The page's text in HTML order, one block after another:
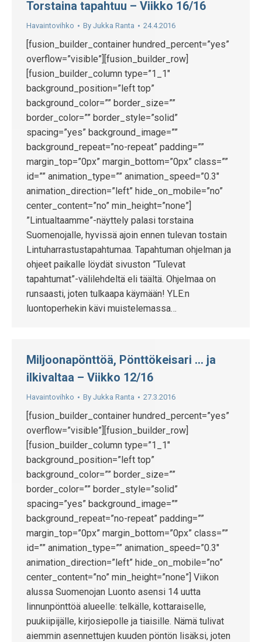
Torstaina tapahtuu – Viikko 16/16
Havaintovihko By Jukka Ranta 24.4.2016
[fusion_builder_container hundred_percent=”yes”
overflow=”visible”][fusion_builder_row]
[fusion_builder_column type=”1_1″
background_position=”left top”
background_color=”” border_size=””
border_color=”” border_style=”solid”
spacing=”yes” background_image=””
background_repeat=”no-repeat” padding=””
margin_top=”0px” margin_bottom=”0px” class=””
id=”” animation_type=”” animation_speed=”0.3″
animation_direction=”left” hide_on_mobile=”no”
center_content=”no” min_height=”none”]
”Lintualtaamme”-näyttely palasi torstaina
Suomenojalle, hyvissä ajoin ennen tulevan tostain
Lintuharrastustapahtumaa. Tapahtuman ohjelman ja
ohjeet paikalle löydät sivuston ”Tulevat
tapahtumat”-välilehdeltä eli täältä. Ohjelmaa on
runsaasti, joten tulkaapa käymään! YLE:n
luontoperhekin kävi muistelemassa…
Miljoonapönttöä, Pönttökeisari … ja
ilkivaltaa – Viikko 12/16
Havaintovihko By Jukka Ranta 27.3.2016
[fusion_builder_container hundred_percent=”yes”
overflow=”visible”][fusion_builder_row]
[fusion_builder_column type=”1_1″
background_position=”left top”
background_color=”” border_size=””
border_color=”” border_style=”solid”
spacing=”yes” background_image=””
background_repeat=”no-repeat” padding=””
margin_top=”0px” margin_bottom=”0px” class=””
id=”” animation_type=”” animation_speed=”0.3″
animation_direction=”left” hide_on_mobile=”no”
center_content=”no” min_height=”none”] Viikon
alussa Suomenojan Luonto asensi 14 uutta
linnunpönttöä alueelle: telkälle, kottaraiselle,
puukiipijälle, kirjosiepolle ja tiaisille. Nämä tulivat
aiemmin asennettujen kuuden pöntön lisäksi, joten